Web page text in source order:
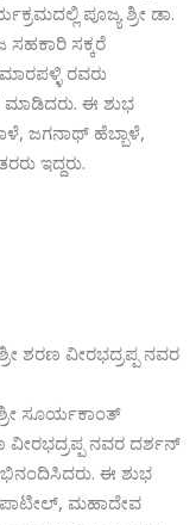
ಪೂಜ್ಯ ಶ್ರೀ ಡಾ.
ಸಕ್ಕರೆ
ರವರು
ಮಾಡಿದರು. ಈ ಶುಭ
ಜಗನಾಥ್ ಹೆಬ್ಬಾಳೆ,
ಇದ್ದರು.
ಶರಣ ವೀರಭದ್ರಪ್ಪ ನವರ
ಸೂರ್ಯಕಾಂತ್
ವೀರಭದ್ರಪ್ಪ ನವರ ದರ್ಶನ್
ಈ ಶುಭ
ಪಾಟೀಲ್, ಮಹಾದೇವ